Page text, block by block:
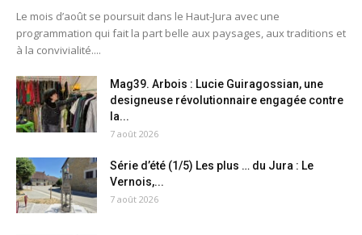
Le mois d’août se poursuit dans le Haut-Jura avec une
programmation qui fait la part belle aux paysages, aux traditions et
à la convivialité....
Mag39. Arbois : Lucie Guiragossian, une
designeuse révolutionnaire engagée contre
la...
7 août 2026
Série d’été (1/5) Les plus … du Jura : Le
Vernois,...
7 août 2026